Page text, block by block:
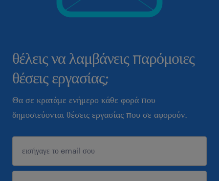
θέλεις να λαμβάνεις παρόμοιες
θέσεις εργασίας;
Θα σε κρατάμε ενήμερο κάθε φορά που
δημοσιεύονται θέσεις εργασίας που σε αφορούν.